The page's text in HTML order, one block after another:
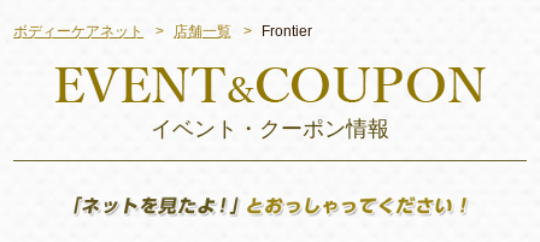
ボディーケアネット 店舗一覧 Frontier
イベント・クーポン情報